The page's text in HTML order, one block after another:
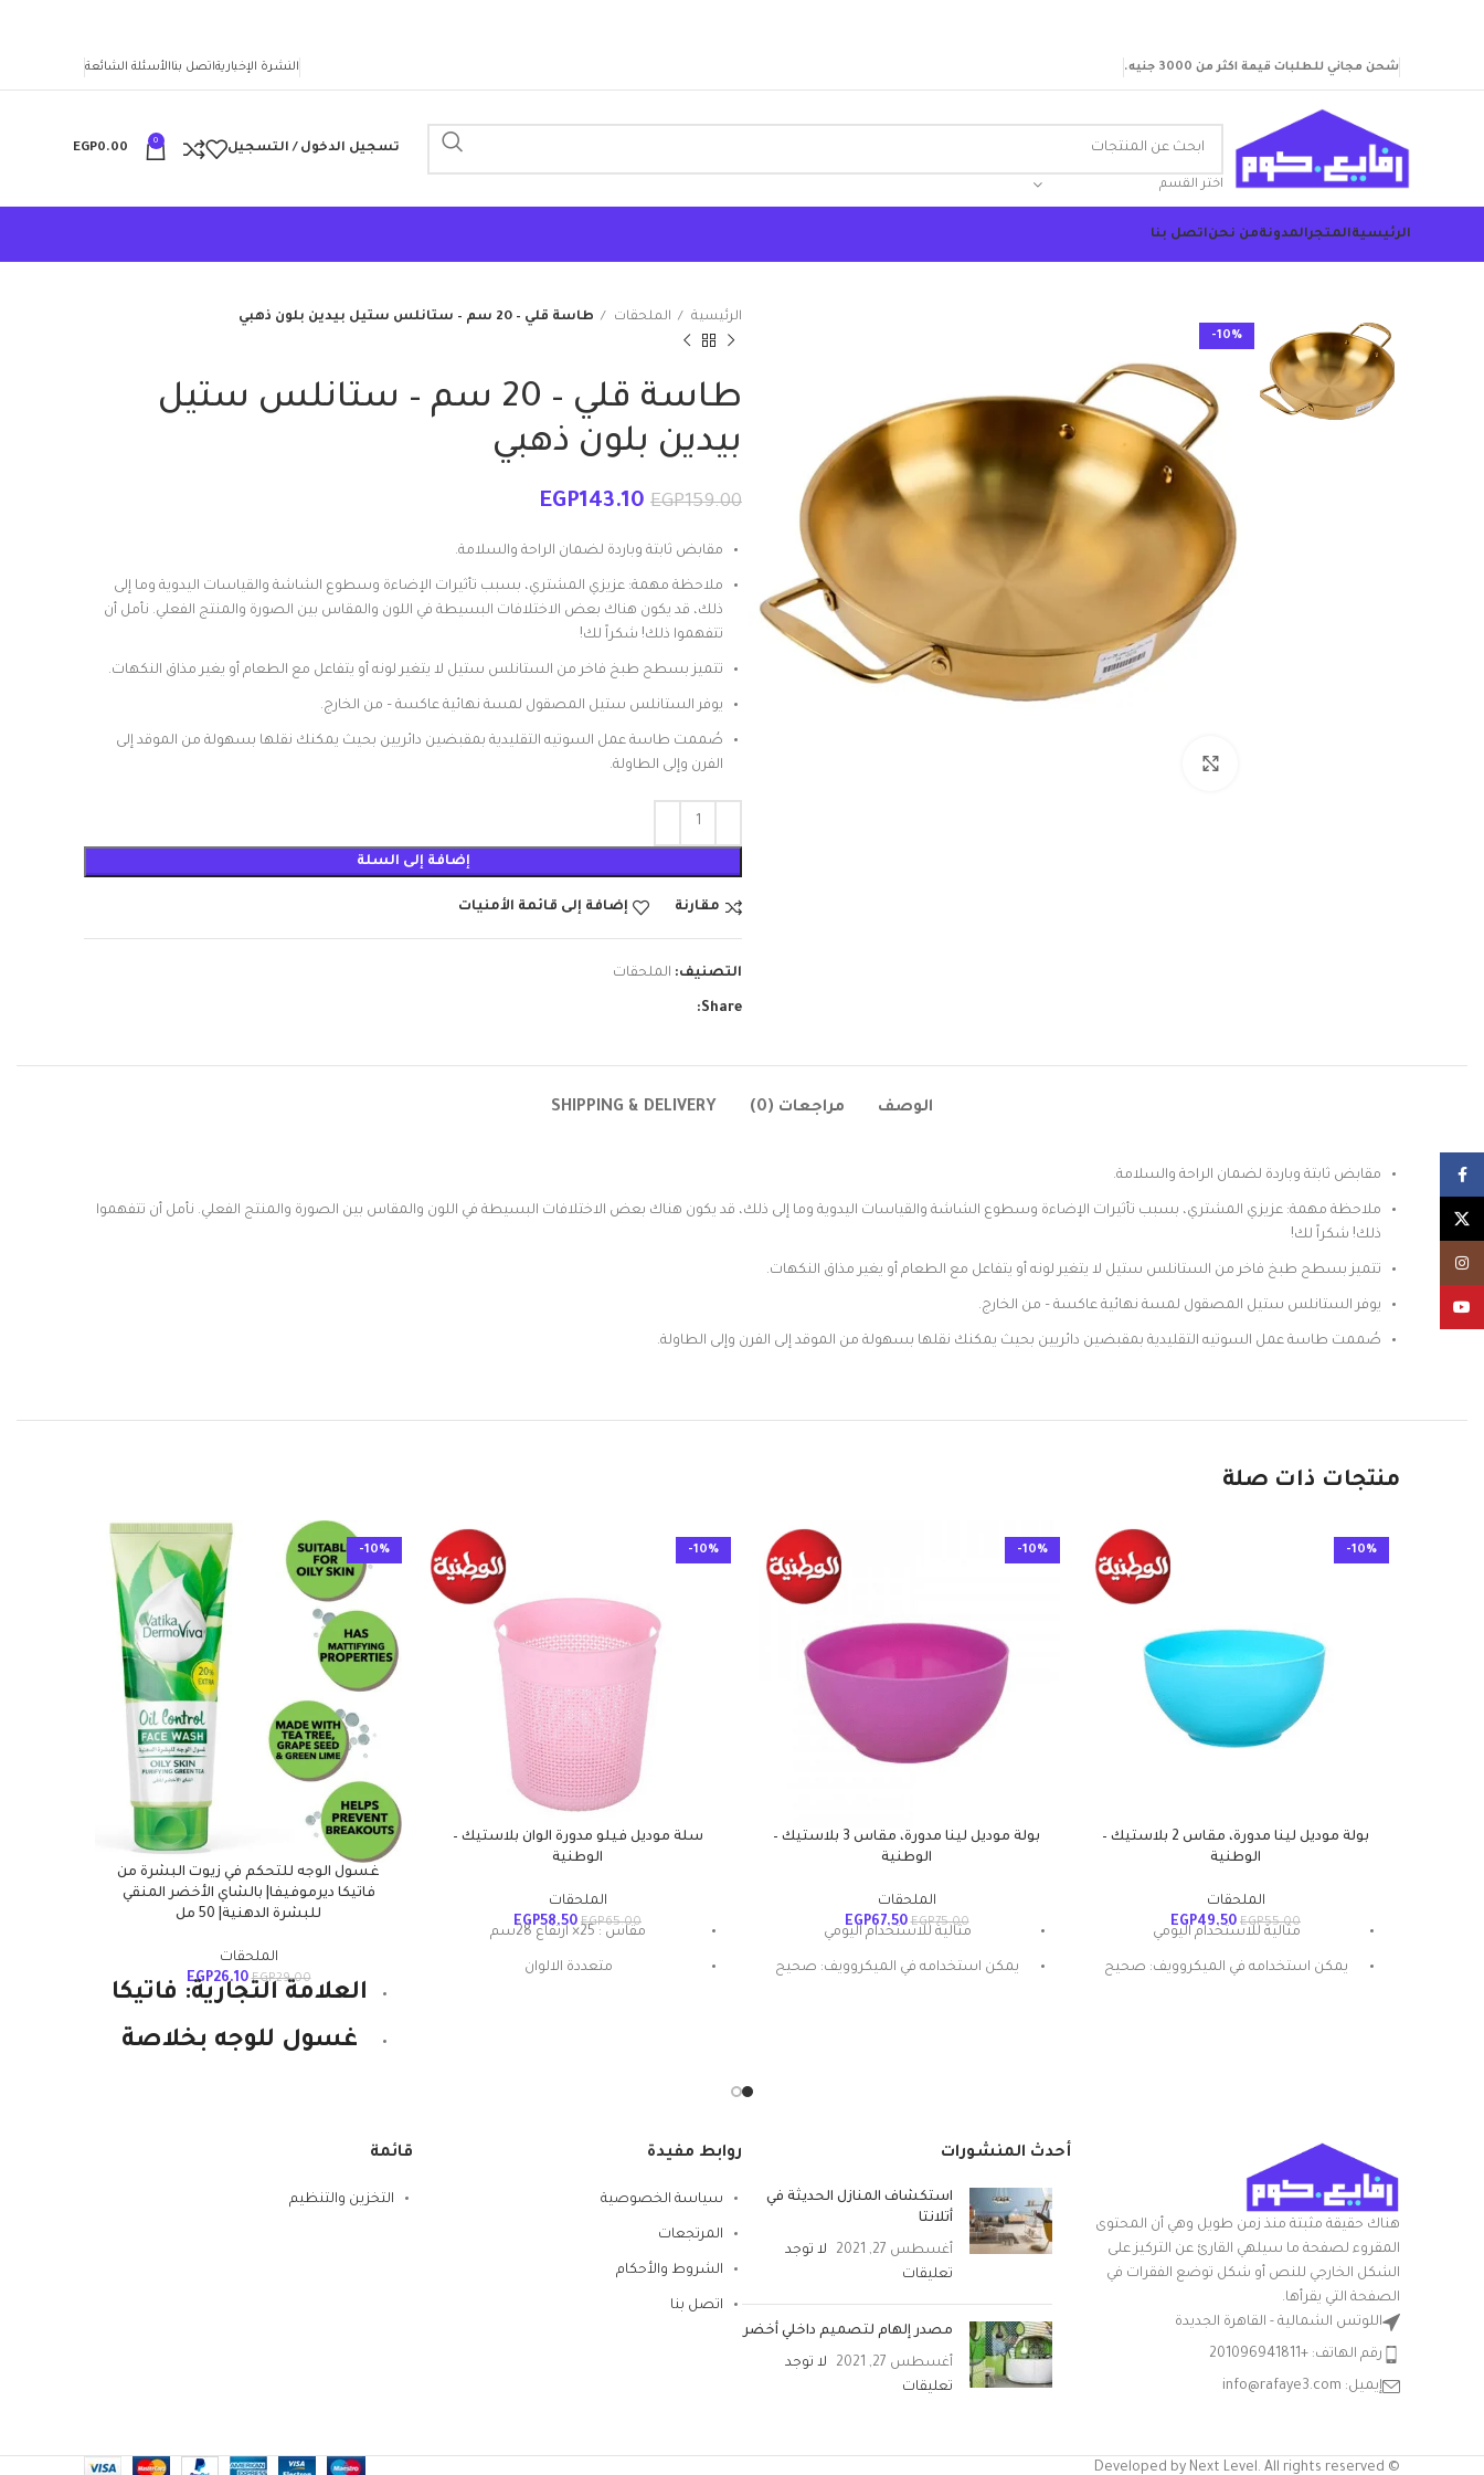
شحن مجاني للطلبات قيمة اكثر من 3000 جنيه. النشرة الإخباريةاتصل بناالأسئلة الشائعة
اختر القسم
تسجيل الدخول / التسجيل
0
EGP0.00
الرئيسيةالمتجرالمدونةمن نحناتصل بنا
-10%
الرئيسية الملحقات طاسة قلي – 20 سم – ستانلس ستيل بيدين بلون ذهبي
طاسة قلي – 20 سم – ستانلس ستيل
بيدين بلون ذهبي
EGP159.00
EGP143.10
مقابض ثابتة وباردة لضمان الراحة والسلامة.
ملاحظة مهمة: عزيزي المشتري، بسبب تأثيرات الإضاءة وسطوع الشاشة والقياسات اليدوية وما إلى
ذلك، قد يكون هناك بعض الاختلافات البسيطة في اللون والمقاس بين الصورة والمنتج الفعلي. نأمل أن
تتفهموا ذلك! شكراً لك!
تتميز بسطح طبخ فاخر من الستانلس ستيل لا يتغير لونه أو يتفاعل مع الطعام أو يغير مذاق النكهات.
يوفر الستانلس ستيل المصقول لمسة نهائية عاكسة – من الخارج.
صُممت طاسة عمل السوتيه التقليدية بمقبضين دائريين بحيث يمكنك نقلها بسهولة من الموقد إلى
الفرن وإلى الطاولة.
إضافة إلى السلة
مقارنة إضافة إلى قائمة الأمنيات
التصنيف: الملحقات
Share:
الوصف مراجعات (0) SHIPPING & DELIVERY
مقابض ثابتة وباردة لضمان الراحة والسلامة.
ملاحظة مهمة: عزيزي المشتري، بسبب تأثيرات الإضاءة وسطوع الشاشة والقياسات اليدوية وما إلى ذلك، قد يكون هناك بعض الاختلافات البسيطة في اللون والمقاس بين الصورة والمنتج الفعلي. نأمل أن تتفهموا
ذلك! شكراً لك!
تتميز بسطح طبخ فاخر من الستانلس ستيل لا يتغير لونه أو يتفاعل مع الطعام أو يغير مذاق النكهات.
يوفر الستانلس ستيل المصقول لمسة نهائية عاكسة – من الخارج.
صُممت طاسة عمل السوتيه التقليدية بمقبضين دائريين بحيث يمكنك نقلها بسهولة من الموقد إلى الفرن وإلى الطاولة.
منتجات ذات صلة
-10%
بولة موديل لينا مدورة، مقاس 2 بلاستيك –
الوطنية
الملحقات
EGP55.00
EGP49.50
مثالية للاستخدام اليومي
يمكن استخدامه في الميكروويف: صحيح
-10%
بولة موديل لينا مدورة، مقاس 3 بلاستيك –
الوطنية
الملحقات
EGP75.00
EGP67.50
مثالية للاستخدام اليومي
يمكن استخدامه في الميكروويف: صحيح
-10%
سلة موديل فيلو مدورة الوان بلاستيك –
الوطنية
الملحقات
EGP65.00
EGP58.50
مقاس : 25× ارتفاع 28سم
متعددة الالوان
-10%
غسول الوجه للتحكم في زيوت البشرة من
فاتيكا ديرموفيفا| بالشاي الأخضر المنقي
للبشرة الدهنية| 50 مل
الملحقات
EGP29.00
EGP26.10
العلامة التجارية: فاتيكا
غسول للوجه بخلاصة
يحتوي الغسول على
هناك حقيقة مثبتة منذ زمن طويل وهي أن المحتوى
المقروء لصفحة ما سيلهي القارئ عن التركيز على
الشكل الخارجي للنص أو شكل توضع الفقرات في
الصفحة التي يقرأها.
اللوتس الشمالية - القاهرة الجديدة
رقم الهاتف: +201096941811
إيميل: info@rafaye3.com
أحدث المنشورات
استكشاف المنازل الحديثة في
أتلانتا
أغسطس 27, 2021
لا توجد
تعليقات
مصدر إلهام لتصميم داخلي أخضر
أغسطس 27, 2021
لا توجد
تعليقات
روابط مفيدة
سياسة الخصوصية
المرتجعات
الشروط والأحكام
اتصل بنا
قائمة
التخزين والتنظيم
© Developed by Next Level. All rights reserved
Facebook
Instagram
YouTube